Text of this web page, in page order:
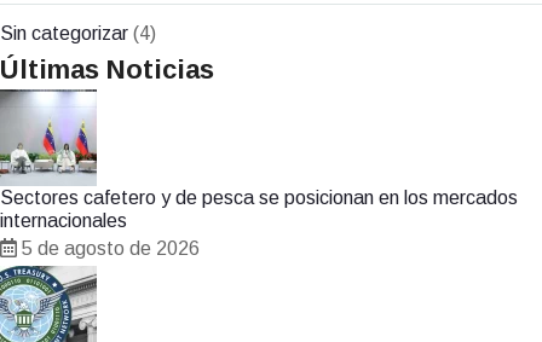
Sin categorizar (4)
Últimas Noticias
Sectores cafetero y de pesca se posicionan en los mercados
internacionales
5 de agosto de 2026